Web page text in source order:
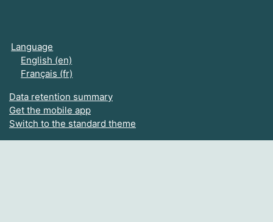
Language
English ‎(en)‎
Français ‎(fr)‎
Data retention summary
Get the mobile app
Switch to the standard theme